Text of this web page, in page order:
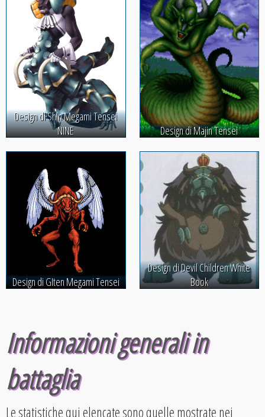
Design di Shin Megami Tensei
NINE
Design di Majin Tensei
Design di GIten Megami Tensei
Design di Devil Children White
Book
Informazioni generali in
battaglia
Le statistiche qui elencate sono quelle mostrate nei